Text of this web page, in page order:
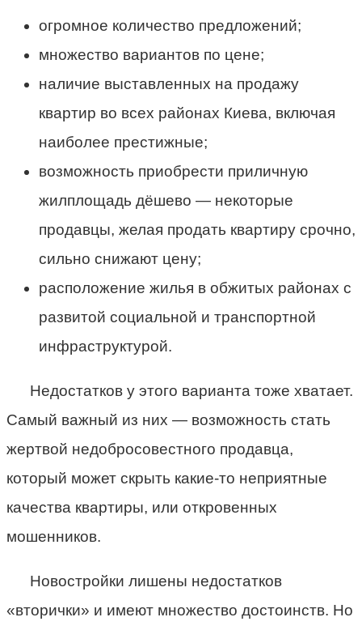
огромное количество предложений;
множество вариантов по цене;
наличие выставленных на продажу
квартир во всех районах Киева, включая
наиболее престижные;
возможность приобрести приличную
жилплощадь дёшево — некоторые
продавцы, желая продать квартиру срочно,
сильно снижают цену;
расположение жилья в обжитых районах с
развитой социальной и транспортной
инфраструктурой.
Недостатков у этого варианта тоже хватает.
Самый важный из них — возможность стать
жертвой недобросовестного продавца,
который может скрыть какие-то неприятные
качества квартиры, или откровенных
мошенников.
Новостройки лишены недостатков
«вторички» и имеют множество достоинств. Но